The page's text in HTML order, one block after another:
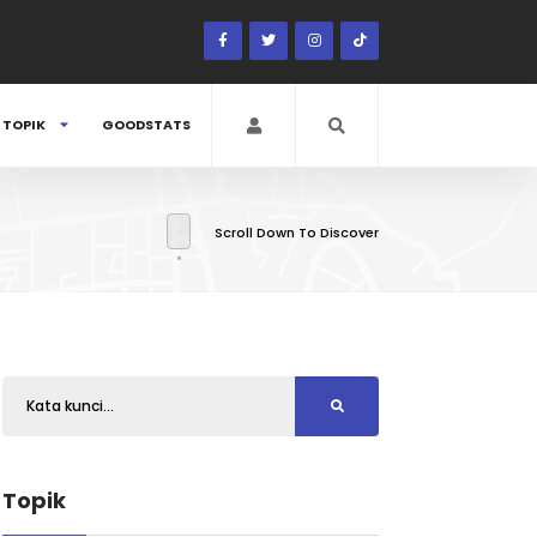
TOPIK GOODSTATS
Scroll Down To Discover
Topik